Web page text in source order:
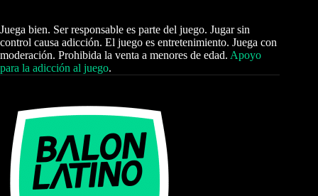
Juega bien. Ser responsable es parte del juego. Jugar sin
control causa adicción. El juego es entretenimiento. Juega con
moderación. Prohibida la venta a menores de edad. Apoyo
para la adicción al juego.